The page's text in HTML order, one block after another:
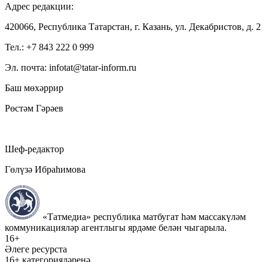
Адрес редакции:
420066, Республика Татарстан, г. Казань, ул. Декабристов, д. 2
Тел.: +7 843 222 0 999
Эл. почта: infotat@tatar-inform.ru
Баш мөхәррир
Рөстәм Гәрәев
Шеф-редактор
Гөлүзә Ибраһимова
«Татмедиа» республика матбугат һәм массакүләм
коммуникацияләр агентлыгы ярдәме белән чыгарыла.
16+
Әлеге ресурста
16+ категорияләренә